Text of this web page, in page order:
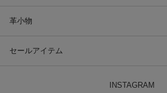
革小物
セールアイテム
INSTAGRAM